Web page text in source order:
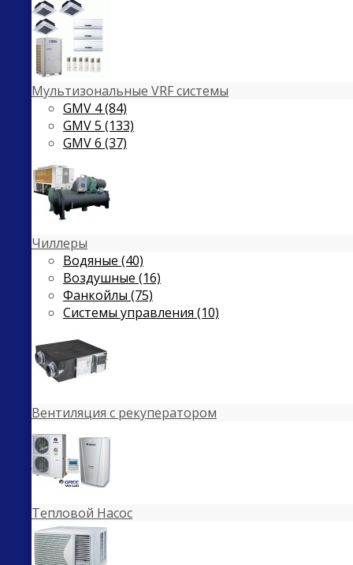
Мультизональные VRF системы
GMV 4 (84)
GMV 5 (133)
GMV 6 (37)
Чиллеры
Водяные (40)
Воздушные (16)
Фанкойлы (75)
Системы управления (10)
Вентиляция с рекуператором
Тепловой Насос